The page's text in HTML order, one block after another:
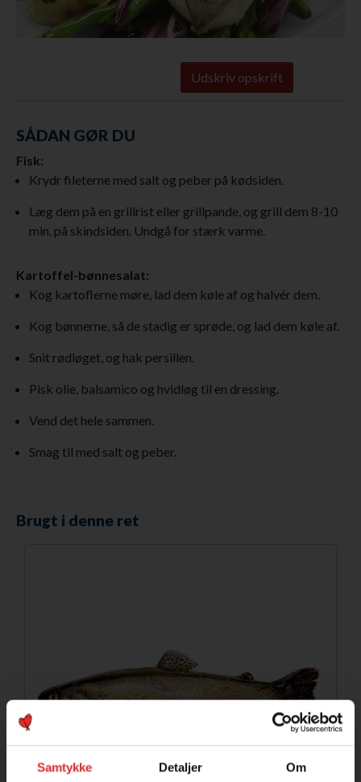
Samtykke Detaljer Om
Udskriv opskrift
SÅDAN GØR DU
Fisk:
Krydr fileterne med salt og peber på kødsiden.
Læg dem på en grillrist eller grillpande, og grill dem 8-10
min. på skindsiden. Undgå for stærk varme.
Kartoffel-bønnesalat:
Kog kartoflerne møre, lad dem køle af og halvér dem.
Kog bønnerne, så de stadig er sprøde, og lad dem køle af.
Snit rødløget, og hak persillen.
Pisk olie, balsamico og hvidløg til en dressing.
Vend det hele sammen.
Smag til med salt og peber.
Brugt i denne ret